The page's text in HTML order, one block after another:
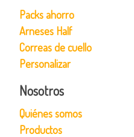
Packs ahorro
Arneses Half
Correas de cuello
Personalizar
Nosotros
Quiénes somos
Productos